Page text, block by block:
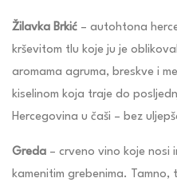
Žilavka Brkić – autohtona
krševitom tlu koje ju je
aromama agruma, breskve i
kiselinom koja traje do
Hercegovina u čaši – bez
Greda – crveno vino koje nosi
kamenitim grebenima.